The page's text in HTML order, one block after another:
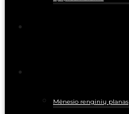
Mėnesio renginių planas